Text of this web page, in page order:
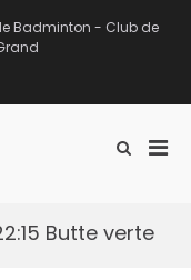
Badminton - Club de
Afficher
recherche
Butte verte